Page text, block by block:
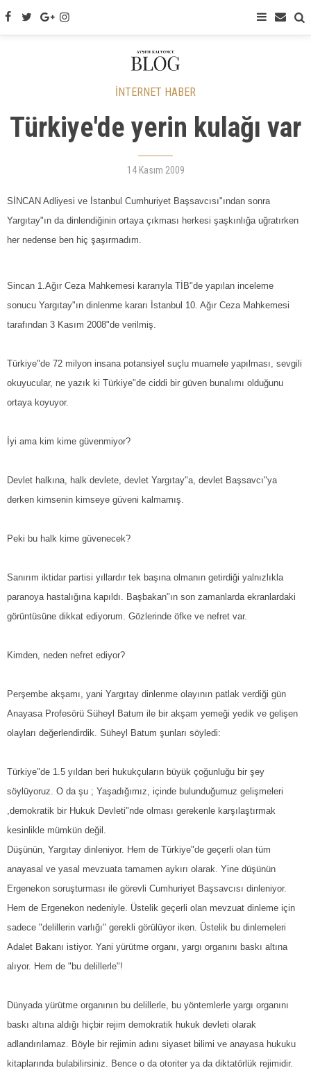
İNTERNET HABER
Türkiye'de yerin kulağı var
14 Kasım 2009
SİNCAN Adliyesi ve İstanbul Cumhuriyet Başsavcısı"ından sonra
Yargıtay"ın da dinlendiğinin ortaya çıkması herkesi şaşkınlığa uğratırken
her nedense ben hiç şaşırmadım.
Sincan 1.Ağır Ceza Mahkemesi kararıyla TİB"de yapılan inceleme
sonucu Yargıtay"ın dinlenme kararı İstanbul 10. Ağır Ceza Mahkemesi
tarafından 3 Kasım 2008"de verilmiş.
Türkiye"de 72 milyon insana potansiyel suçlu muamele yapılması, sevgili
okuyucular, ne yazık ki Türkiye"de ciddi bir güven bunalımı olduğunu
ortaya koyuyor.
İyi ama kim kime güvenmiyor?
Devlet halkına, halk devlete, devlet Yargıtay"a, devlet Başsavcı"ya
derken kimsenin kimseye güveni kalmamış.
Peki bu halk kime güvenecek?
Sanırım iktidar partisi yıllardır tek başına olmanın getirdiği yalnızlıkla
paranoya hastalığına kapıldı. Başbakan"ın son zamanlarda ekranlardaki
görüntüsüne dikkat ediyorum. Gözlerinde öfke ve nefret var.
Kimden, neden nefret ediyor?
Perşembe akşamı, yani Yargıtay dinlenme olayının patlak verdiği gün
Anayasa Profesörü Süheyl Batum ile bir akşam yemeği yedik ve gelişen
olayları değerlendirdik. Süheyl Batum şunları söyledi:
Türkiye"de 1.5 yıldan beri hukukçuların büyük çoğunluğu bir şey
söylüyoruz. O da şu ; Yaşadığımız, içinde bulunduğumuz gelişmeleri
,demokratik bir Hukuk Devleti"nde olması gerekenle karşılaştırmak
kesinlikle mümkün değil.
Düşünün, Yargıtay dinleniyor. Hem de Türkiye"de geçerli olan tüm
anayasal ve yasal mevzuata tamamen aykırı olarak. Yine düşünün
Ergenekon soruşturması ile görevli Cumhuriyet Başsavcısı dinleniyor.
Hem de Ergenekon nedeniyle. Üstelik geçerli olan mevzuat dinleme için
sadece "delillerin varlığı" gerekli görülüyor iken. Üstelik bu dinlemeleri
Adalet Bakanı istiyor. Yani yürütme organı, yargı organını baskı altına
alıyor. Hem de "bu delillerle"!
Dünyada yürütme organının bu delillerle, bu yöntemlerle yargı organını
baskı altına aldığı hiçbir rejim demokratik hukuk devleti olarak
adlandırılamaz. Böyle bir rejimin adını siyaset bilimi ve anayasa hukuku
kitaplarında bulabilirsiniz. Bence o da otoriter ya da diktatörlük rejimidir.